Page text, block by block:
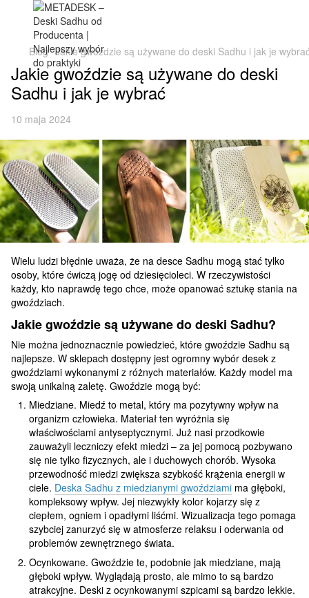
Blog Jakie gwoździe są używane do deski Sadhu i jak je
Jakie gwoździe są używane do deski
Sadhu i jak je wybrać
10 maja 2024
Wielu ludzi błędnie uważa, że na desce Sadhu mogą stać tylko
osoby, które ćwiczą jogę od dziesięcioleci. W rzeczywistości
każdy, kto naprawdę tego chce, może opanować sztukę stania na
gwoździach.
Jakie gwoździe są używane do deski Sadhu?
Nie można jednoznacznie powiedzieć, które gwoździe Sadhu są
najlepsze. W sklepach dostępny jest ogromny wybór desek z
gwoździami wykonanymi z różnych materiałów. Każdy model ma
swoją unikalną zaletę. Gwoździe mogą być:
Miedziane. Miedź to metal, który ma pozytywny wpływ na
organizm człowieka. Materiał ten wyróżnia się
właściwościami antyseptycznymi. Już nasi przodkowie
zauważyli leczniczy efekt miedzi – za jej pomocą pozbywano
się nie tylko fizycznych, ale i duchowych chorób. Wysoka
przewodność miedzi zwiększa szybkość krążenia energii w
ciele. Deska Sadhu z miedzianymi gwoździami ma głęboki,
kompleksowy wpływ. Jej niezwykły kolor kojarzy się z
ciepłem, ogniem i opadłymi liśćmi. Wizualizacja tego pomaga
szybciej zanurzyć się w atmosferze relaksu i oderwania od
problemów zewnętrznego świata.
Ocynkowane. Gwoździe te, podobnie jak miedziane, mają
głęboki wpływ. Wyglądają prosto, ale mimo to są bardzo
atrakcyjne. Deski z ocynkowanymi szpicami są bardzo lekkie.